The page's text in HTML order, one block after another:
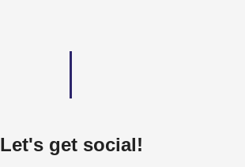
Let's get social!